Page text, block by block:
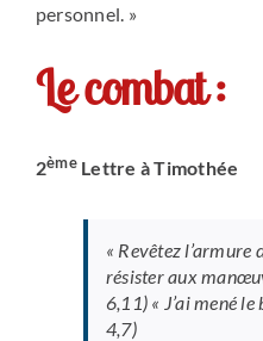
personnel. »
Le combat :
2èmeLettre à Timothée
« Revêtez
résister aux
6,11) « J’ai mené
4,7)